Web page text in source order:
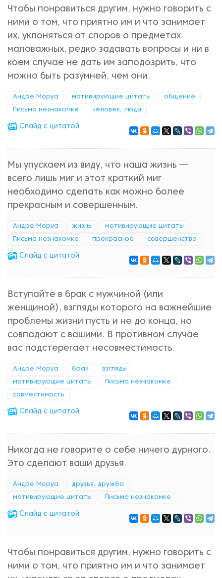
Чтобы понравиться другим, нужно говорить с
ними о том, что приятно им и что занимает
их, уклоняться от споров о предметах
маловажных, редко задавать вопросы и ни в
коем случае не дать им заподозрить, что
можно быть разумней, чем они.
Андре Моруа мотивирующие цитаты общение
Письма незнакомке человек, люди
Cлайд с цитатой
Мы упускаем из виду, что наша жизнь —
всего лишь миг и этот краткий миг
необходимо сделать как можно более
прекрасным и совершенным.
Андре Моруа жизнь мотивирующие цитаты
Письма незнакомке прекрасное совершенство
Cлайд с цитатой
Вступайте в брак с мужчиной (или
женщиной), взгляды которого на важнейшие
проблемы жизни пусть и не до конца, но
совпадают с вашими. В противном случае
вас подстерегает несовместимость.
Андре Моруа брак взгляды
мотивирующие цитаты Письма незнакомке
совместимость
Cлайд с цитатой
Никогда не говорите о себе ничего дурного.
Это сделают ваши друзья.
Андре Моруа друзья, дружба
мотивирующие цитаты Письма незнакомке
Cлайд с цитатой
Чтобы понравиться другим, нужно говорить с
ними о том, что приятно им и что занимает